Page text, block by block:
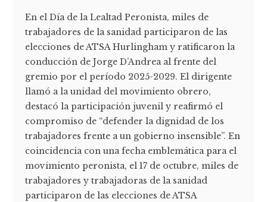
En el Día de la Lealtad Peronista, miles de
trabajadores de la sanidad participaron de las
elecciones de ATSA Hurlingham y ratificaron la
conducción de Jorge D’Andrea al frente del
gremio por el período 2025-2029. El dirigente
llamó a la unidad del movimiento obrero,
destacó la participación juvenil y reafirmó el
compromiso de “defender la dignidad de los
trabajadores frente a un gobierno insensible”. En
coincidencia con una fecha emblemática para el
movimiento peronista, el 17 de octubre, miles de
trabajadores y trabajadoras de la sanidad
participaron de las elecciones de ATSA